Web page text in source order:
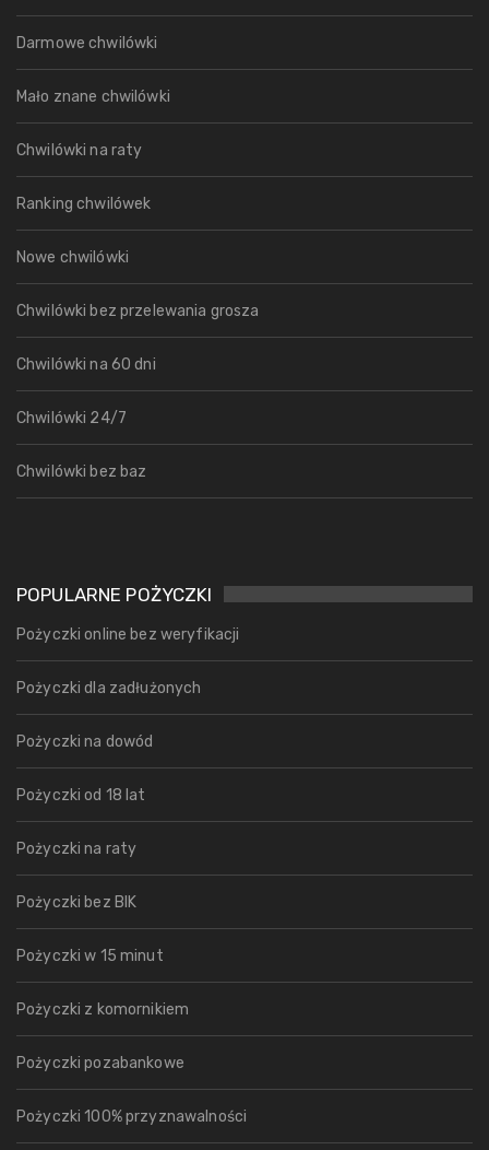
Darmowe chwilówki
Mało znane chwilówki
Chwilówki na raty
Ranking chwilówek
Nowe chwilówki
Chwilówki bez przelewania grosza
Chwilówki na 60 dni
Chwilówki 24/7
Chwilówki bez baz
POPULARNE POŻYCZKI
Pożyczki online bez weryfikacji
Pożyczki dla zadłużonych
Pożyczki na dowód
Pożyczki od 18 lat
Pożyczki na raty
Pożyczki bez BIK
Pożyczki w 15 minut
Pożyczki z komornikiem
Pożyczki pozabankowe
Pożyczki 100% przyznawalności